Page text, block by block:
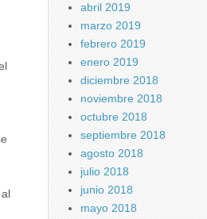
abril 2019
marzo 2019
febrero 2019
enero 2019
diciembre 2018
noviembre 2018
octubre 2018
septiembre 2018
agosto 2018
julio 2018
junio 2018
mayo 2018